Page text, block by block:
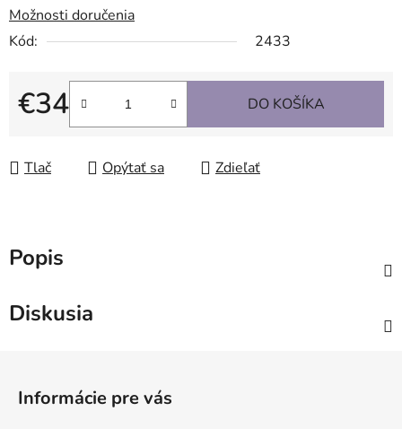
Možnosti doručenia
Kód:
2433
€34
Jednotková cena:
DO KOŠÍKA
Tlač Opýtať sa Zdieľať
Popis
Diskusia
Informácie pre vás